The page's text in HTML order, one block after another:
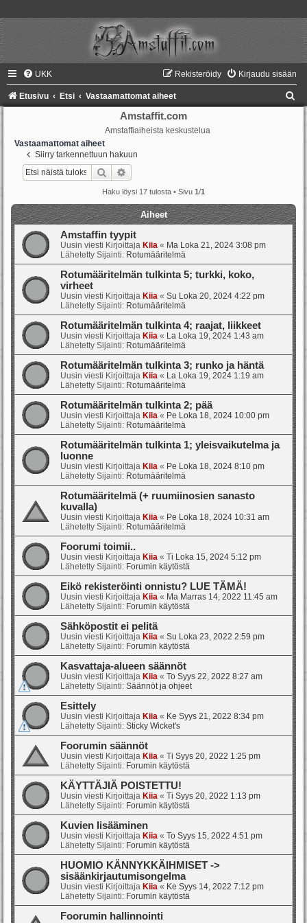
UKK Kirjaudu sisään
Rekisteröidy
Etusivu Etsi Vastaamattomat aiheet
Amstaffit.com
Amstaffiaiheista keskustelua
Vastaamattomat aiheet
Siirry tarkennettuun hakuun
Etsi
Haku löysi 17 tulosta • Sivu 1/1
Aiheet
Amstaffin tyypit
Uusin viesti Kirjoittaja Kiia « Ma Loka 21, 2024 3:08 pm
Lähetetty Sijainti: Rotumääritelmä
Rotumääritelmän tulkinta 5; turkki, koko,
virheet
Uusin viesti Kirjoittaja Kiia « Su Loka 20, 2024 4:22 pm
Lähetetty Sijainti: Rotumääritelmä
Rotumääritelmän tulkinta 4; raajat, liikkeet
Uusin viesti Kirjoittaja Kiia « La Loka 19, 2024 1:43 am
Lähetetty Sijainti: Rotumääritelmä
Rotumääritelmän tulkinta 3; runko ja häntä
Uusin viesti Kirjoittaja Kiia « La Loka 19, 2024 1:19 am
Lähetetty Sijainti: Rotumääritelmä
Rotumääritelmän tulkinta 2; pää
Uusin viesti Kirjoittaja Kiia « Pe Loka 18, 2024 10:00 pm
Lähetetty Sijainti: Rotumääritelmä
Rotumääritelmän tulkinta 1; yleisvaikutelma ja
luonne
Uusin viesti Kirjoittaja Kiia « Pe Loka 18, 2024 8:10 pm
Lähetetty Sijainti: Rotumääritelmä
Rotumääritelmä (+ ruumiinosien sanasto
kuvalla)
Uusin viesti Kirjoittaja Kiia « Pe Loka 18, 2024 10:31 am
Lähetetty Sijainti: Rotumääritelmä
Foorumi toimii..
Uusin viesti Kirjoittaja Kiia « Ti Loka 15, 2024 5:12 pm
Lähetetty Sijainti: Forumin käytöstä
Eikö rekisteröinti onnistu? LUE TÄMÄ!
Uusin viesti Kirjoittaja Kiia « Ma Marras 14, 2022 11:45 am
Lähetetty Sijainti: Forumin käytöstä
Sähköpostit ei pelitä
Uusin viesti Kirjoittaja Kiia « Su Loka 23, 2022 2:59 pm
Lähetetty Sijainti: Forumin käytöstä
Kasvattaja-alueen säännöt
Uusin viesti Kirjoittaja Kiia « To Syys 22, 2022 8:27 am
Lähetetty Sijainti: Säännöt ja ohjeet
Esittely
Uusin viesti Kirjoittaja Kiia « Ke Syys 21, 2022 8:34 pm
Lähetetty Sijainti: Sticky Wicket's
Foorumin säännöt
Uusin viesti Kirjoittaja Kiia « Ti Syys 20, 2022 1:25 pm
Lähetetty Sijainti: Forumin käytöstä
KÄYTTÄJIÄ POISTETTU!
Uusin viesti Kirjoittaja Kiia « Ti Syys 20, 2022 1:13 pm
Lähetetty Sijainti: Forumin käytöstä
Kuvien lisääminen
Uusin viesti Kirjoittaja Kiia « To Syys 15, 2022 4:51 pm
Lähetetty Sijainti: Forumin käytöstä
HUOMIO KÄNNYKKÄIHMISET ->
sisäänkirjautumisongelma
Uusin viesti Kirjoittaja Kiia « Ke Syys 14, 2022 7:12 pm
Lähetetty Sijainti: Forumin käytöstä
Foorumin hallinnointi